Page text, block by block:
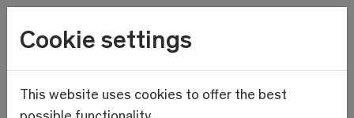
Skip to main content
17.6°C
Wetter
Cookie settings
This website uses cookies to offer the best